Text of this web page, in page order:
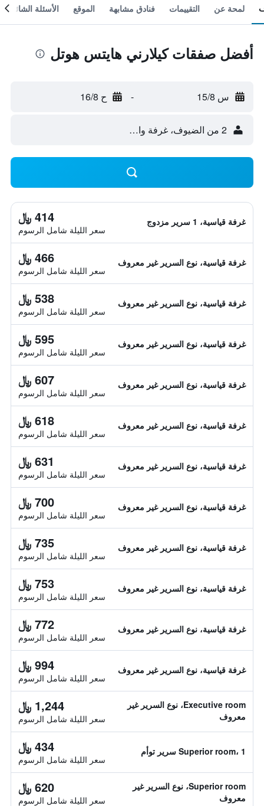
لمحة عن التقييمات فنادق مشابهة الموقع الأسئلة الشائعة
أفضل صفقات كيلارني هايتس هوتل
س 15/8 - ح 16/8
2 من الضيوف، غرفة واحدة
غرفة قياسية، 1 سرير مزدوج 414 ﷼
سعر الليلة شامل الرسوم
غرفة قياسية، نوع السرير غير معروف 466 ﷼
سعر الليلة شامل الرسوم
غرفة قياسية، نوع السرير غير معروف 538 ﷼
سعر الليلة شامل الرسوم
غرفة قياسية، نوع السرير غير معروف 595 ﷼
سعر الليلة شامل الرسوم
غرفة قياسية، نوع السرير غير معروف 607 ﷼
سعر الليلة شامل الرسوم
غرفة قياسية، نوع السرير غير معروف 618 ﷼
سعر الليلة شامل الرسوم
غرفة قياسية، نوع السرير غير معروف 631 ﷼
سعر الليلة شامل الرسوم
غرفة قياسية، نوع السرير غير معروف 700 ﷼
سعر الليلة شامل الرسوم
غرفة قياسية، نوع السرير غير معروف 735 ﷼
سعر الليلة شامل الرسوم
غرفة قياسية، نوع السرير غير معروف 753 ﷼
سعر الليلة شامل الرسوم
غرفة قياسية، نوع السرير غير معروف 772 ﷼
سعر الليلة شامل الرسوم
غرفة قياسية، نوع السرير غير معروف 994 ﷼
سعر الليلة شامل الرسوم
Executive room، نوع السرير غير
معروف
1,244 ﷼
سعر الليلة شامل الرسوم
Superior room، 1 سرير توأم 434 ﷼
سعر الليلة شامل الرسوم
Superior room، نوع السرير غير
معروف
620 ﷼
سعر الليلة شامل الرسوم